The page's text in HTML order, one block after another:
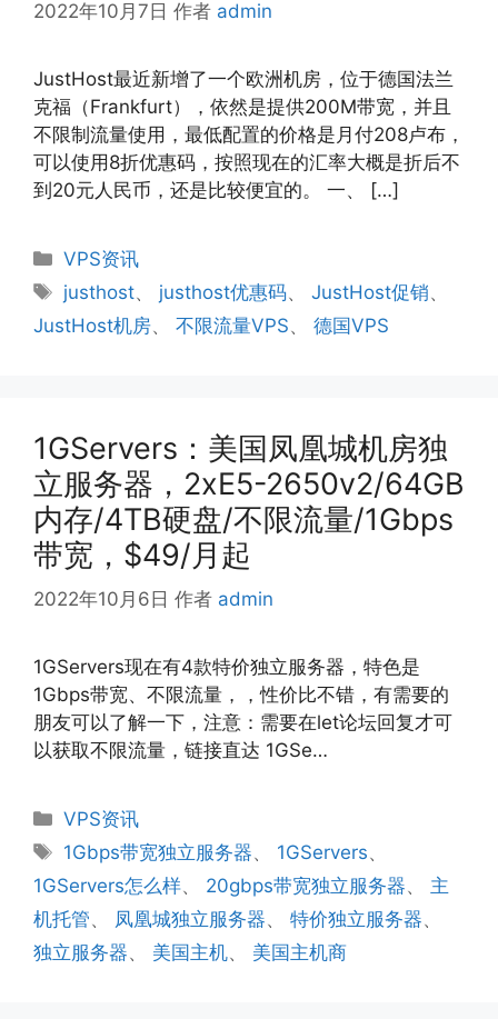
2022年10月7日 作者 admin
JustHost最近新增了一个欧洲机房，位于德国法兰
克福（Frankfurt），依然是提供200M带宽，并且
不限制流量使用，最低配置的价格是月付208卢布，
可以使用8折优惠码，按照现在的汇率大概是折后不
到20元人民币，还是比较便宜的。 一、 […]
分
类
VPS资讯
标
签
justhost、 justhost优惠码、JustHost促销、
JustHost机房、 不限流量VPS、 德国VPS
1GServers：美国凤凰城机房独
立服务器，2xE5-2650v2/64GB
内存/4TB硬盘/不限流量/1Gbps
带宽，$49/月起
2022年10月6日 作者 admin
1GServers现在有4款特价独立服务器，特色是
1Gbps带宽、不限流量，，性价比不错，有需要的
朋友可以了解一下，注意：需要在let论坛回复才可
以获取不限流量，链接直达 1GSe…
分
类
VPS资讯
标
签
1Gbps带宽独立服务器、 1GServers、
1GServers怎么样、 20gbps带宽独立服务器、 主
机托管、 凤凰城独立服务器、 特价独立服务器、
独立服务器、 美国主机、 美国主机商